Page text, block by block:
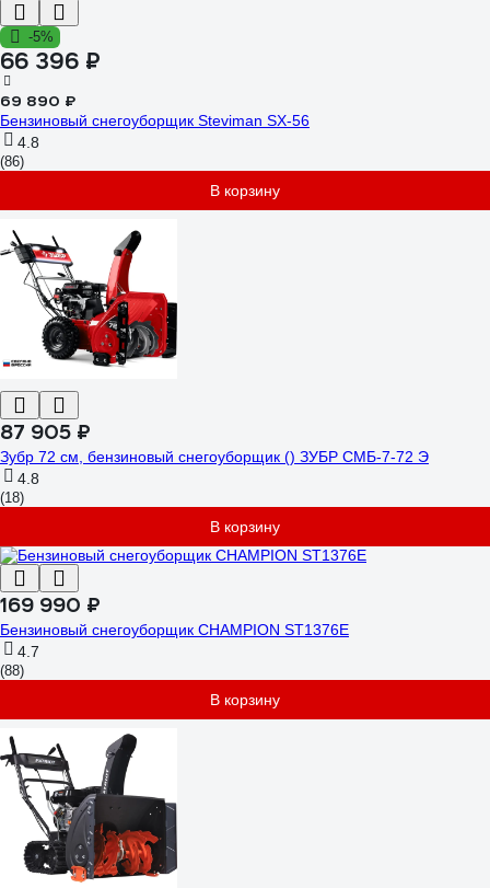
-5%
66 396 ₽
69 890 ₽
Бензиновый снегоуборщик Steviman SX-56
4.8
(86)
В корзину
87 905 ₽
Зубр 72 см, бензиновый снегоуборщик () ЗУБР СМБ-7-72 Э
4.8
(18)
В корзину
169 990 ₽
Бензиновый снегоуборщик CHAMPION ST1376E
4.7
(88)
В корзину